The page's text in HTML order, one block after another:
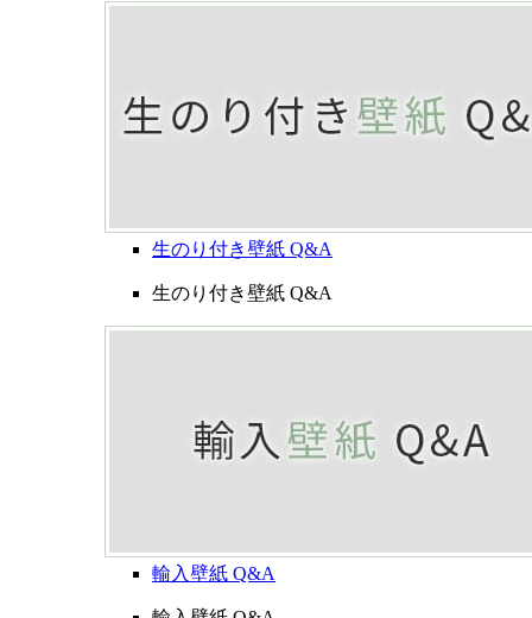
生のり付き壁紙 Q&A
生のり付き壁紙 Q&A
輸入壁紙 Q&A